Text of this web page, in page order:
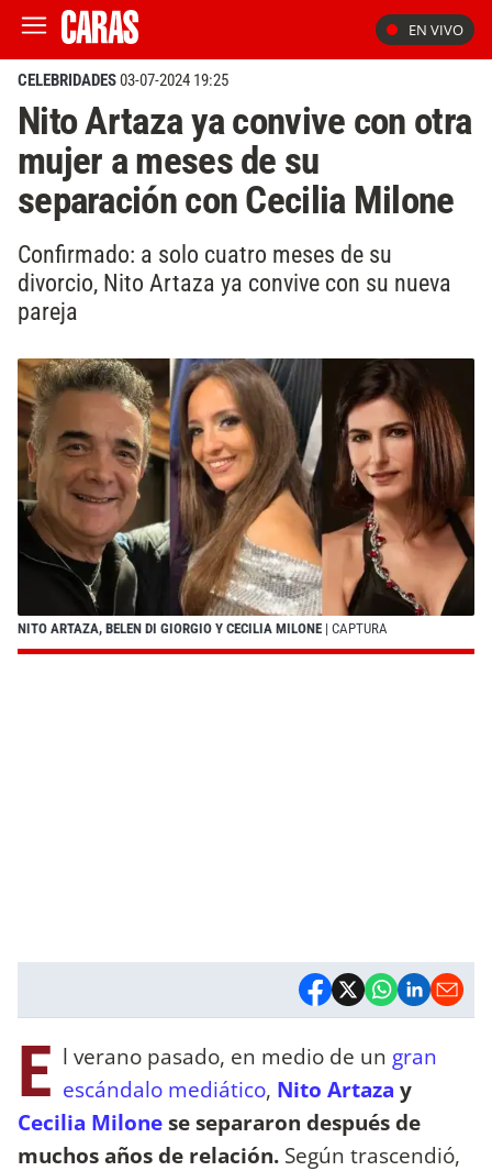
EN VIVO
CELEBRIDADES03-07-2024 19:25
Nito Artaza ya convive con otra
mujer a meses de su
separación con Cecilia Milone
Confirmado: a solo cuatro meses de su
divorcio, Nito Artaza ya convive con su nueva
pareja
NITO ARTAZA, BELEN DI GIORGIO Y CECILIA MILONE | CAPTURA
E l verano pasado, en medio de un gran
escándalo mediático, Nito Artaza y
Cecilia Milonese separaron después de
muchos años de relación. Según trascendió,